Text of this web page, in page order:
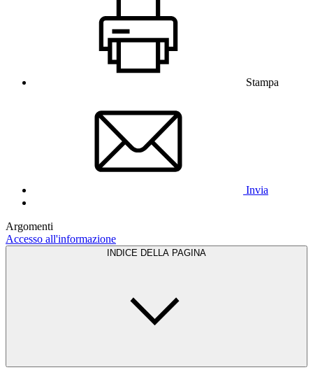
Stampa
Invia
Argomenti
Accesso all'informazione
INDICE DELLA PAGINA